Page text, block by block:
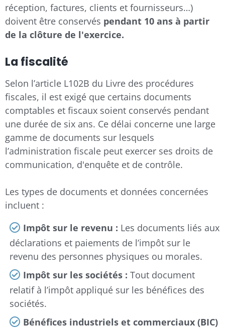
réception, factures, clients et fournisseurs…)
doivent être conservés pendant 10 ans à partir
de la clôture de l'exercice.
La fiscalité
Selon l’article L102B du Livre des procédures
fiscales, il est exigé que certains documents
comptables et fiscaux soient conservés pendant
une durée de six ans. Ce délai concerne une large
gamme de documents sur lesquels
l’administration fiscale peut exercer ses droits de
communication, d'enquête et de contrôle.
Les types de documents et données concernées
incluent :
Impôt sur le revenu : Les documents liés aux
déclarations et paiements de l’impôt sur le
revenu des personnes physiques ou morales.
Impôt sur les sociétés : Tout document
relatif à l’impôt appliqué sur les bénéfices des
sociétés.
Bénéfices industriels et commerciaux (BIC)